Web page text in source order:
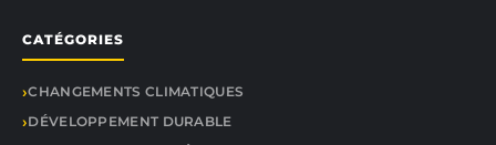
CATÉGORIES
CHANGEMENTS CLIMATIQUES
DÉVELOPPEMENT DURABLE